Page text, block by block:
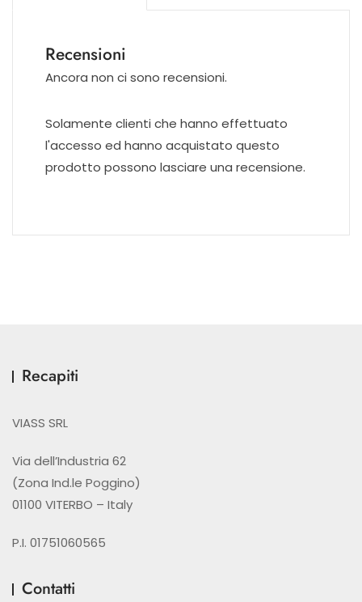
Recensioni
Ancora non ci sono recensioni.
Solamente clienti che hanno effettuato
l'accesso ed hanno acquistato questo
prodotto possono lasciare una recensione.
Recapiti
VIASS SRL
Via dell’Industria 62
(Zona Ind.le Poggino)
01100 VITERBO – Italy
P.I. 01751060565
Contatti